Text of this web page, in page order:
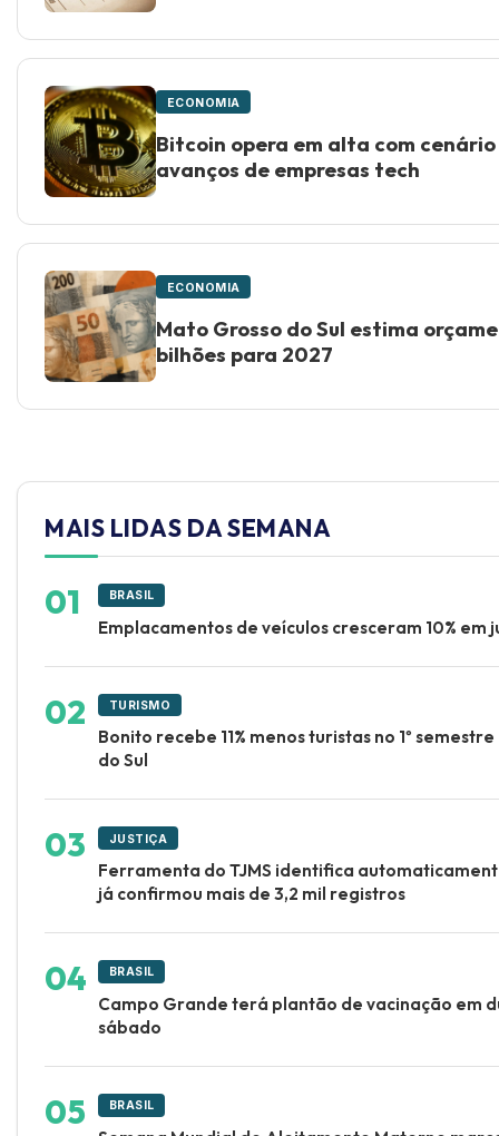
ECONOMIA
Bitcoin opera em alta com
avanços de empresas tech
ECONOMIA
Mato Grosso do Sul estima
bilhões para 2027
MAIS LIDAS DA SEMANA
BRASIL
Emplacamentos de veículos cresceram 10% em
TURISMO
Bonito recebe 11% menos turistas no 1º
do Sul
JUSTIÇA
Ferramenta do TJMS identifica
já confirmou mais de 3,2 mil registros
BRASIL
Campo Grande terá plantão de vacinação em
sábado
BRASIL